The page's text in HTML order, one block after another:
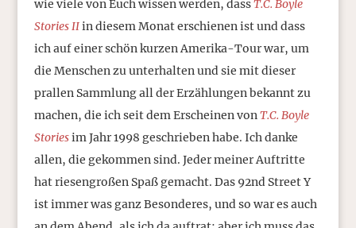
wie viele von Euch wissen werden, dassT.C. Boyle
Stories IIin diesem Monat erschienen ist und dass
ich auf einer schön kurzen Amerika-Tour war, um
die Menschen zu unterhalten und sie mit dieser
prallen Sammlung all der Erzählungen bekannt zu
machen, die ich seit dem Erscheinen vonT.C. Boyle
Storiesim Jahr 1998 geschrieben habe. Ich danke
allen, die gekommen sind. Jeder meiner Auftritte
hat riesengroßen Spaß gemacht. Das 92nd Street Y
ist immer was ganz Besonderes, und so war es auch